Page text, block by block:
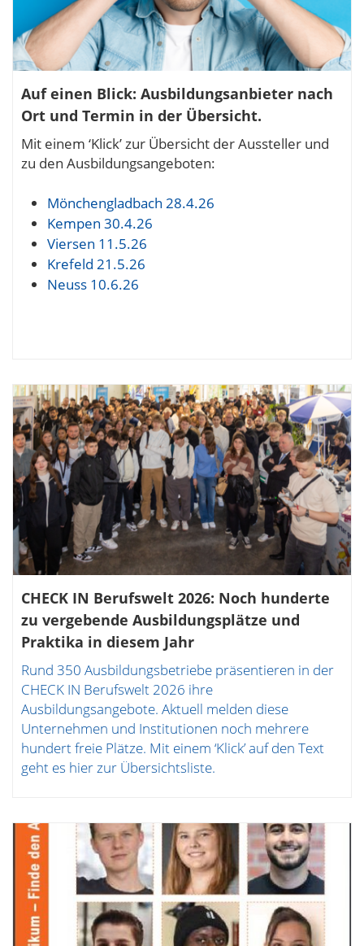
Auf einen Blick: Ausbildungsanbieter nach
Ort und Termin in der Übersicht.
Mit einem ‘Klick’ zur Übersicht der Aussteller und
zu den Ausbildungsangeboten:
Mönchengladbach 28.4.26
Kempen 30.4.26
Viersen 11.5.26
Krefeld 21.5.26
Neuss 10.6.26
CHECK IN Berufswelt 2026: Noch hunderte
zu vergebende Ausbildungsplätze und
Praktika in diesem Jahr
Rund 350 Ausbildungsbetriebe präsentieren in der
CHECK IN Berufswelt 2026 ihre
Ausbildungsangebote. Aktuell melden diese
Unternehmen und Institutionen noch mehrere
hundert freie Plätze. Mit einem ‘Klick’ auf den Text
geht es hier zur Übersichtsliste.